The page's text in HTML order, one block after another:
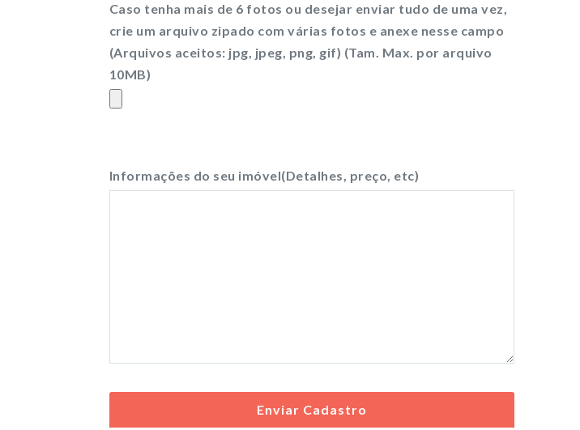
Caso tenha mais de 6 fotos ou desejar enviar tudo de uma vez,
crie um arquivo zipado com várias fotos e anexe nesse campo
(Arquivos aceitos: jpg, jpeg, png, gif) (Tam. Max. por arquivo
10MB)
Informações do seu imóvel(Detalhes, preço, etc)